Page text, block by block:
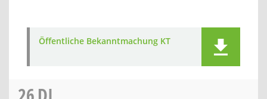
Öffentliche Bekanntmachung KT